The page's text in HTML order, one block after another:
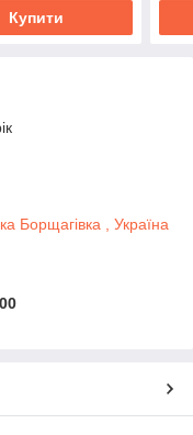
Купити
Борщагівка , Україна